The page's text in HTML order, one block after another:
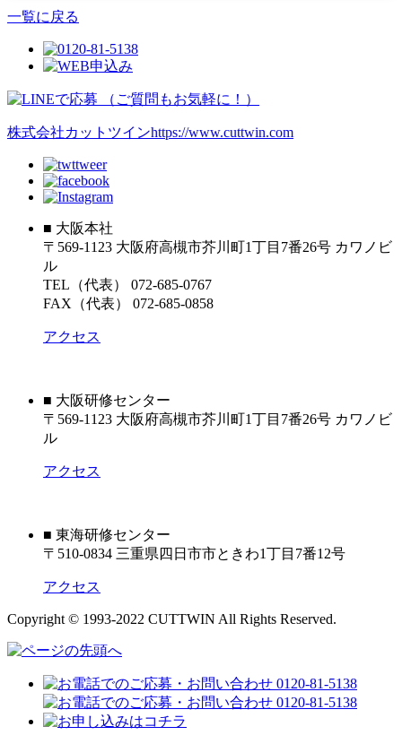
一覧に戻る
株式会社カットツインhttps://www.cuttwin.com
■ 大阪本社
〒569-1123 大阪府高槻市芥川町1丁目7番26号 カワノビ
ル
TEL（代表） 072-685-0767
FAX（代表） 072-685-0858
アクセス
■ 大阪研修センター
〒569-1123 大阪府高槻市芥川町1丁目7番26号 カワノビ
ル
アクセス
■ 東海研修センター
〒510-0834 三重県四日市市ときわ1丁目7番12号
アクセス
Copyright © 1993-2022 CUTTWIN All Rights Reserved.